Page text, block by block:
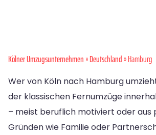
Kölner Umzugsunternehmen»Deutschland» Hamburg
Wer von Köln nach Hamburg
der klassischen Fernumzüge
– meist beruflich motiviert oder aus
Gründen wie Familie oder